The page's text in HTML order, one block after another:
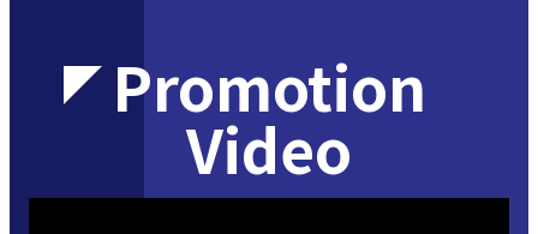
Promotion
Video